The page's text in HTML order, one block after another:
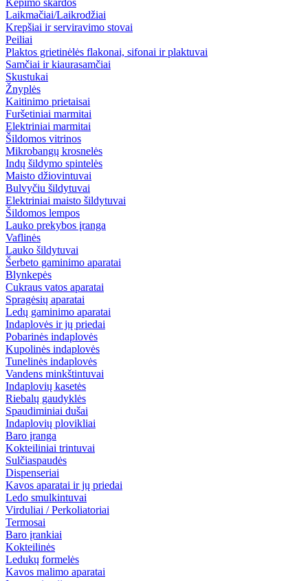
Kepimo skardos
Laikmačiai/Laikrodžiai
Krepšiai ir serviravimo stovai
Peiliai
Plaktos grietinėlės flakonai, sifonai ir plaktuvai
Samčiai ir kiaurasamčiai
Skustukai
Žnyplės
Kaitinimo prietaisai
Furšetiniai marmitai
Elektriniai marmitai
Šildomos vitrinos
Mikrobangų krosnelės
Indų šildymo spintelės
Maisto džiovintuvai
Bulvyčiu šildytuvai
Elektriniai maisto šildytuvai
Šildomos lempos
Lauko prekybos įranga
Vaflinės
Lauko šildytuvai
Šerbeto gaminimo aparatai
Blynkepės
Cukraus vatos aparatai
Spragėsių aparatai
Ledų gaminimo aparatai
Indaplovės ir jų priedai
Pobarinės indaplovės
Kupolinės indaplovės
Tunelinės indaplovės
Vandens minkštintuvai
Indaplovių kasetės
Riebalų gaudyklės
Spaudiminiai dušai
Indaplovių plovikliai
Baro įranga
Kokteiliniai trintuvai
Sulčiaspaudės
Dispenseriai
Kavos aparatai ir jų priedai
Ledo smulkintuvai
Virduliai / Perkoliatoriai
Termosai
Baro įrankiai
Kokteilinės
Ledukų formelės
Kavos malimo aparatai